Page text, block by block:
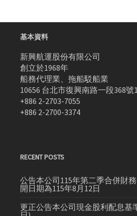
基本資料
新興航運股份有限公司
創立於1968年
船務代理業、拖船駁船業
10656 台北市復興南路一段368號
+886 2-2703-7055
+886 2-2700-3374
RECENT POSTS
公告本公司115年第二季合併財
開日期為115年8月12日
更正公告本公司現金股利配息基